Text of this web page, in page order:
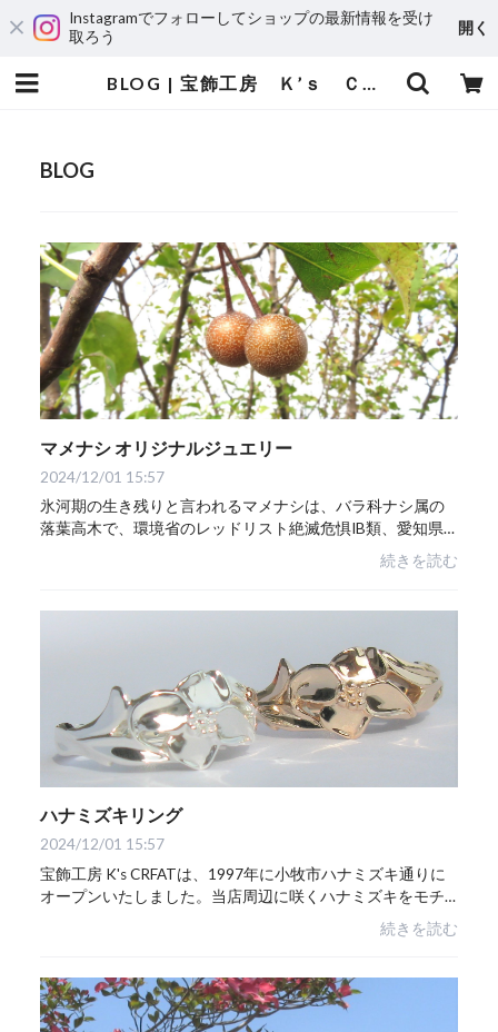
Instagramでフォローしてショップの最新情報を受け
取ろう
開く
BLOG | 宝飾工房 Ｋ’ｓ ＣＲＡＦＴ
BLOG
マメナシ オリジナルジュエリー
2024/12/01 15:57
氷河期の生き残りと言われるマメナシは、バラ科ナシ属の
落葉高木で、環境省のレッドリスト絶滅危惧IB類、愛知県
のレッドデータブック絶滅危惧IA類に指定されています。
続きを読む
ハナミズキリング
2024/12/01 15:57
宝飾工房 K's CRFATは、1997年に小牧市ハナミズキ通りに
オープンいたしました。当店周辺に咲くハナミズキをモチ
ーフに指輪をデザイン、制作いたしました。普段使いとし
続きを読む